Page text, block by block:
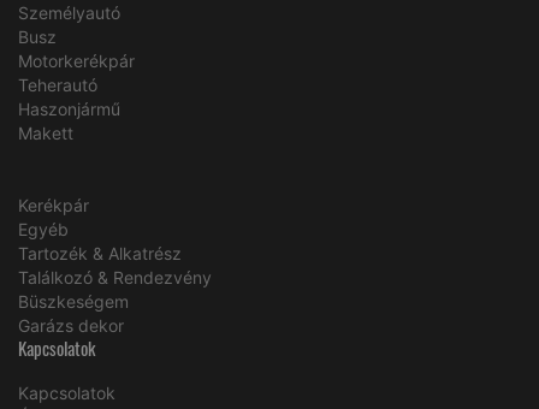
Személyautó
Busz
Motorkerékpár
Teherautó
Haszonjármű
Makett
Kerékpár
Egyéb
Tartozék & Alkatrész
Találkozó & Rendezvény
Büszkeségem
Garázs dekor
Kapcsolatok
Kapcsolatok